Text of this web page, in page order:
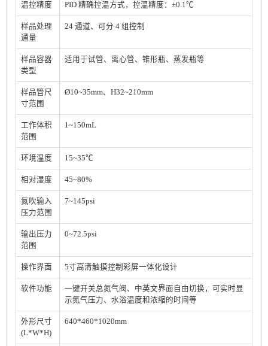
温控精度 PID 精确控温方式，控温精度：±0.1℃
样品处理
通量
24 通道、可分 4 组控制
样品容器
类型
适用于试管、离心管、锥形瓶、蒸发瓶等
样品管尺
寸范围
Ø10~35mm、H32~210mm
工作体积
范围
1~150mL
环境温度 15~35℃
相对湿度 45~80%
氮吹输入
压力范围
7~145psi
输出压力
范围
0~72.5psi
操作界面 5寸高清触摸控制彩屏一体化设计
软件功能
一键开关总氮气阀、中英文界面自由切换，可实时显
示氮气压力、水浴温度和浓缩的时间等
外形尺寸
(L*W*H)
640*460*1020mm